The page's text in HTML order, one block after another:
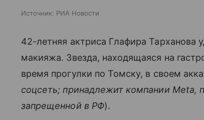
Источник: РИА Новости
42-летняя актриса Глафира Тарханова
макияжа. Звезда, находящаяся на
время прогулки по Томску, в своем
соцсеть; принадлежит компании Meta,
запрещенной в РФ).